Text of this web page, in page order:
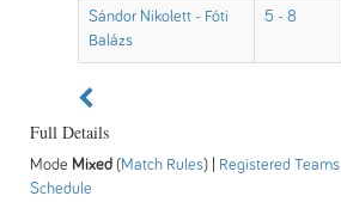
Sándor Nikolett - Fóti
Balázs
5 - 8
Full Details
Mode Mixed (Match Rules) | Registered Teams
Schedule